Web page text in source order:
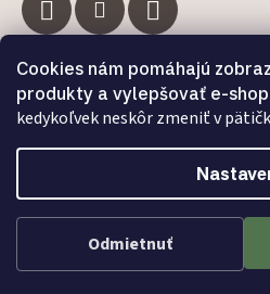
Cookies nám pomáhajú
produkty a vylepšovať e-
kedykoľvek neskôr zmeniť v
Odmietnuť
Facebook
Vytvoril Shoptet
Copyright 2026Bamboo.sk
Upraviť